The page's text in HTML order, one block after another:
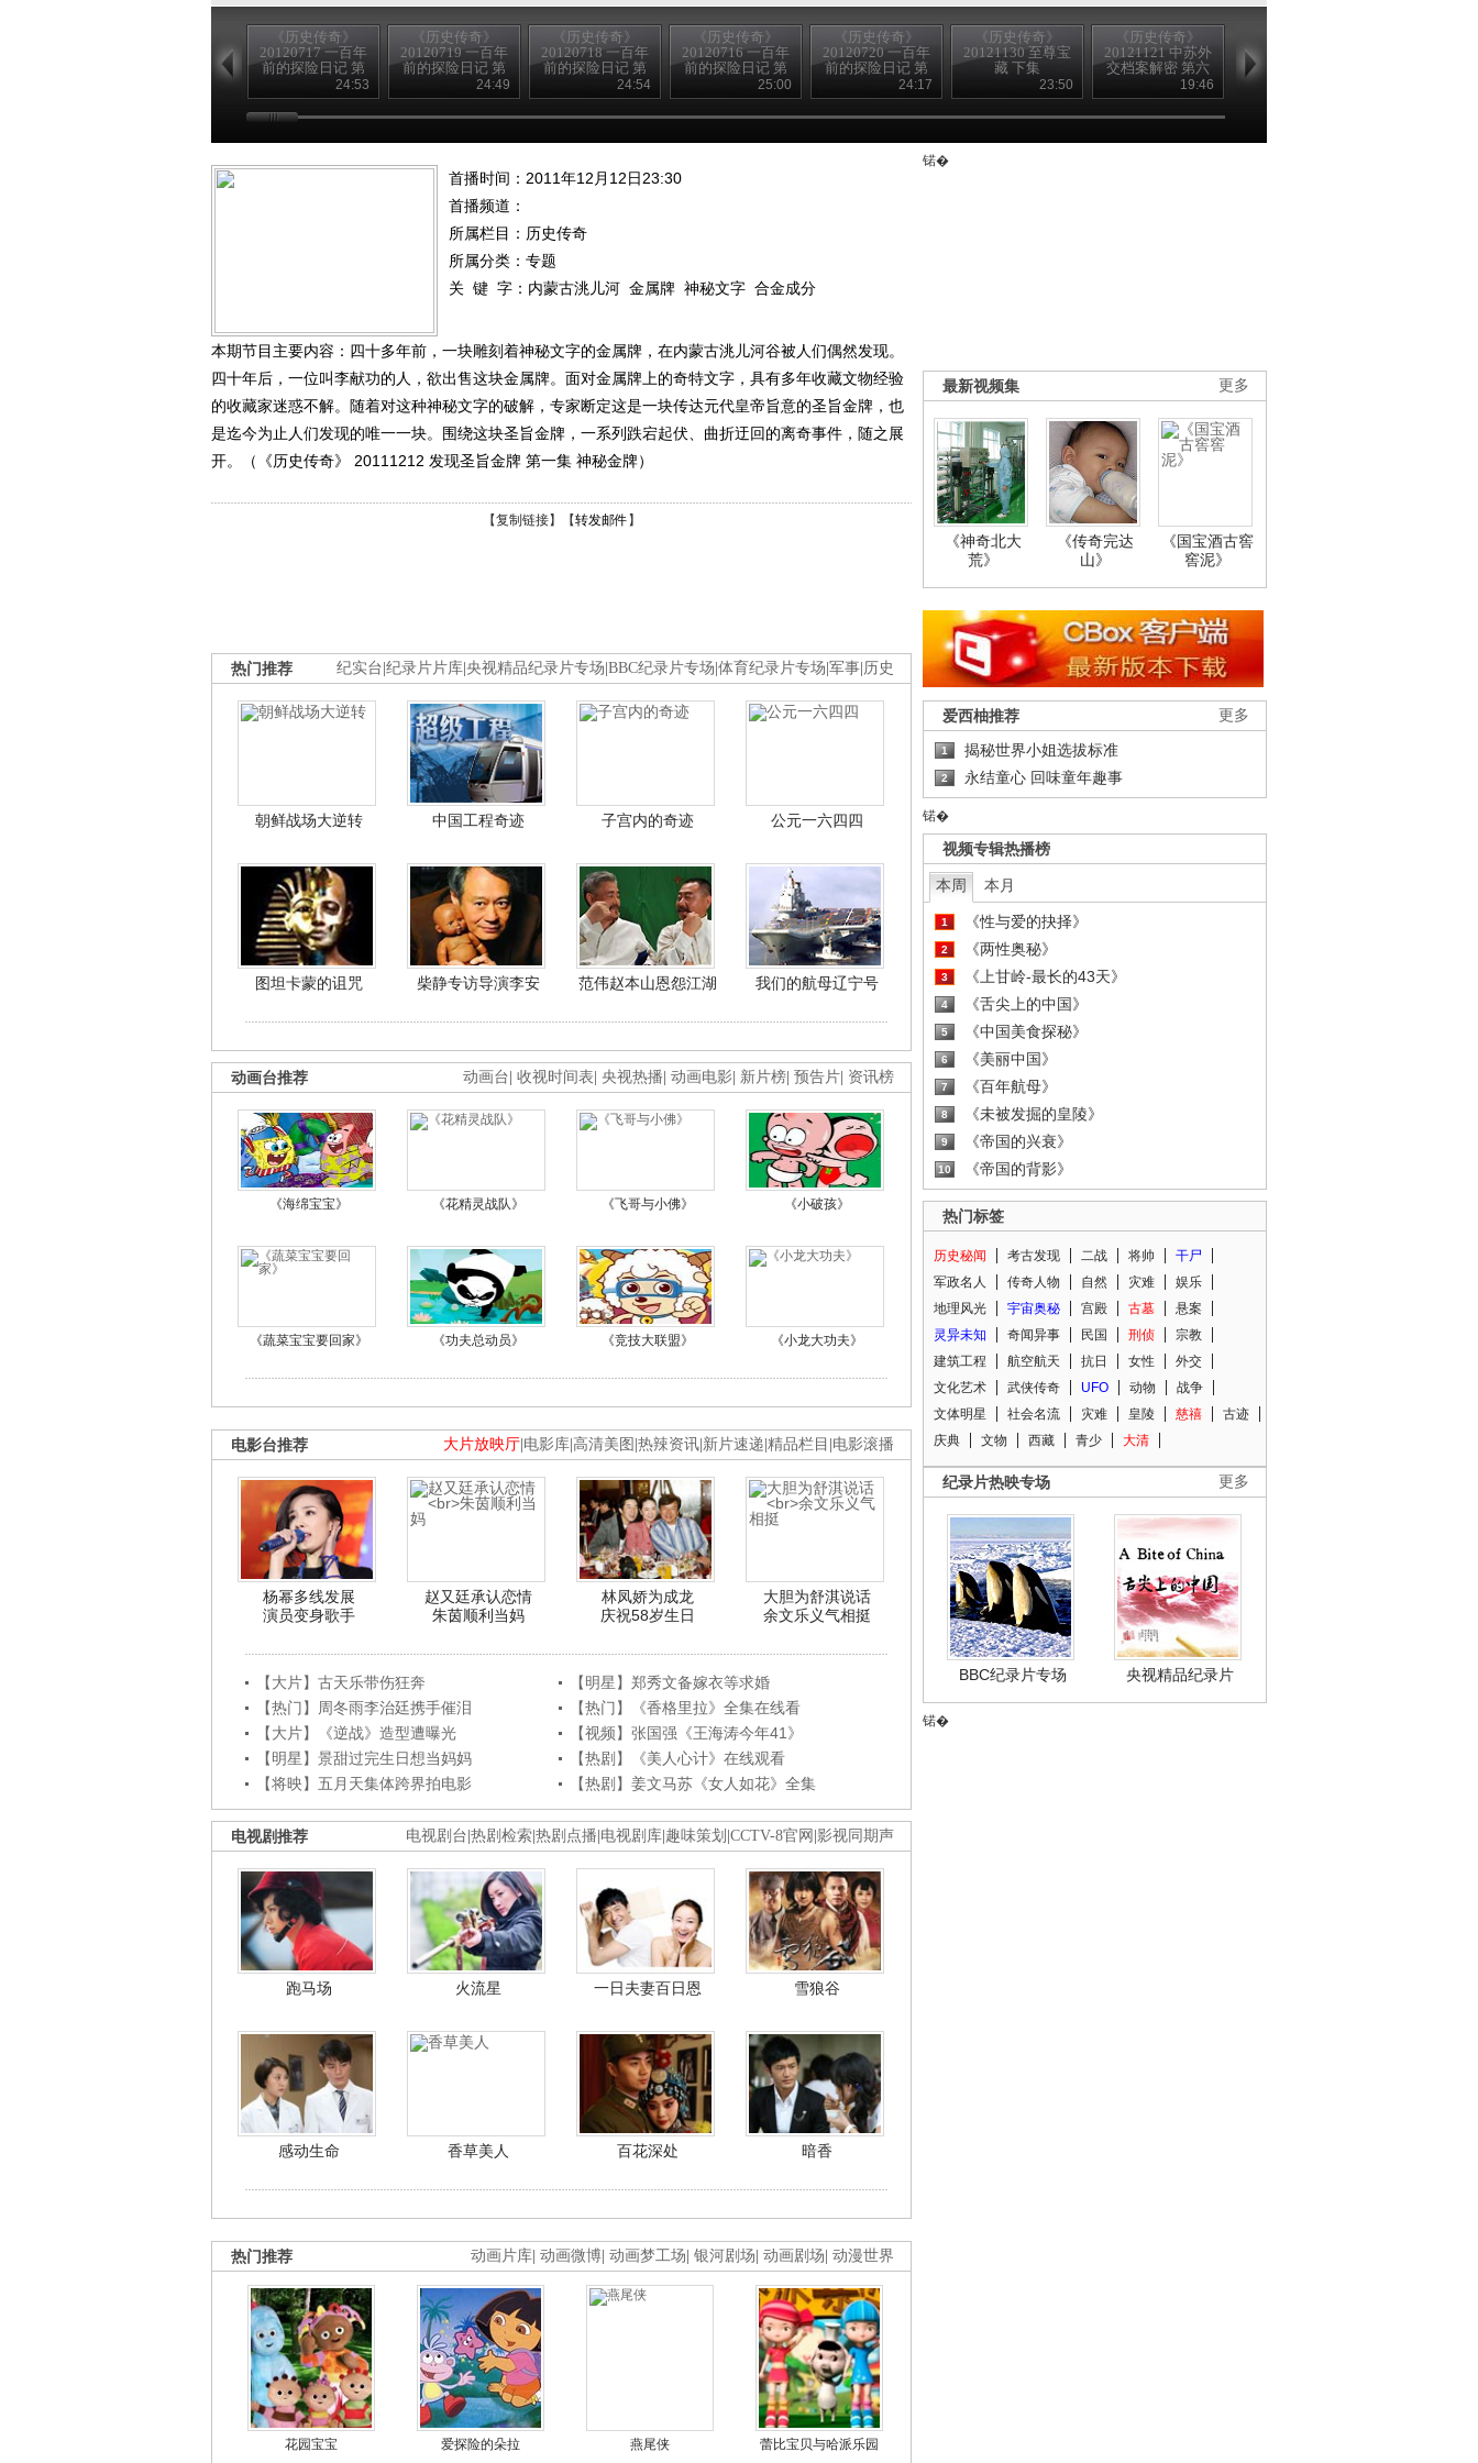
《历史传奇》
20120717 一百年
前的探险日记 第
四集 沙埋宝藏
（下）
24:53
《历史传奇》
20120719 一百年
前的探险日记 第
八集 为歌者留影
（下）
24:49
《历史传奇》
20120718 一百年
前的探险日记 第
六集 生死大漠
（下）
24:54
《历史传奇》
20120716 一百年
前的探险日记 第
二集 古道谍影
（下）
25:00
《历史传奇》
20120720 一百年
前的探险日记 第
十集 老城记忆
（下）
24:17
《历史传奇》
20121130 至尊宝
藏 下集
23:50
《历史传奇》
20121121 中苏外
交档案解密 第六
集 歃血为盟
（下）
19:46
20121119 中苏外
交档案解密 第二
集 斯大林的选择
首播时间：2011年12月12日23:30
首播频道：
所属栏目： 历史传奇
所属分类：专题
关 键 字： 内蒙古洮儿河 金属牌 神秘文字 合金成分
本期节目主要内容：四十多年前，一块雕刻着神秘文字的金属牌，在内蒙古洮儿河谷被人们偶然发现。
四十年后，一位叫李献功的人，欲出售这块金属牌。面对金属牌上的奇特文字，具有多年收藏文物经验
的收藏家迷惑不解。随着对这种神秘文字的破解，专家断定这是一块传达元代皇帝旨意的圣旨金牌，也
是迄今为止人们发现的唯一一块。围绕这块圣旨金牌，一系列跌宕起伏、曲折迂回的离奇事件，随之展
开。（《历史传奇》 20111212 发现圣旨金牌 第一集 神秘金牌）
【复制链接】【转发邮件 】
纪实台 纪录片片库 央视精品纪录片专场 BBC纪录片专场 体育纪录片专场 军事 历史
热门推荐
朝鲜战场大逆转 中国工程奇迹 子宫内的奇迹 公元一六四四
图坦卡蒙的诅咒 柴静专访导演李安 范伟赵本山恩怨江湖 我们的航母辽宁号
动画台 收视时间表 央视热播 动画电影 新片榜 预告片 资讯榜
动画台推荐
《海绵宝宝》 《花精灵战队》 《飞哥与小佛》 《小破孩》
《蔬菜宝宝要回家》 《功夫总动员》 《竞技大联盟》 《小龙大功夫》
大片放映厅 电影库 高清美图 热辣资讯 新片速递 精品栏目 电影滚播
电影台推荐
杨幂多线发展
演员变身歌手
赵又廷承认恋情
朱茵顺利当妈
林凤娇为成龙
庆祝58岁生日
大胆为舒淇说话
余文乐义气相挺
【大片】古天乐带伤狂奔
【明星】郑秀文备嫁衣等求婚
【热门】周冬雨李治廷携手催泪
【热门】《香格里拉》全集在线看
【大片】《逆战》造型遭曝光
【视频】张国强《王海涛今年41》
【明星】景甜过完生日想当妈妈
【热剧】《美人心计》在线观看
【将映】五月天集体跨界拍电影
【热剧】姜文马苏《女人如花》全集
电视剧台 热剧检索 热剧点播 电视剧库 趣味策划 CCTV-8官网 影视同期声
电视剧推荐
跑马场 火流星 一日夫妻百日恩 雪狼谷
感动生命 香草美人 百花深处 暗香
动画片库 动画微博 动画梦工场 银河剧场 动画剧场 动漫世界
热门推荐
花园宝宝 爱探险的朵拉 燕尾侠 蕾比宝贝与哈派乐园
锘�
更多
最新视频集
《神奇北大
荒》
《传奇完达
山》
《国宝酒古窖
窖泥》
更多
爱西柚推荐
1 揭秘世界小姐选拔标准
2 永结童心 回味童年趣事
锘�
视频专辑热播榜
本周 本月
1 《性与爱的抉择》
2 《两性奥秘》
3 《上甘岭-最长的43天》
4 《舌尖上的中国》
5 《中国美食探秘》
6 《美丽中国》
7 《百年航母》
8 《未被发掘的皇陵》
9 《帝国的兴衰》
10 《帝国的背影》
热门标签
历史秘闻 考古发现 二战 将帅
干尸
军政名人
传奇人物 自然 灾难
娱乐
地理风光
宇宙奥秘 宫殿 古墓
悬案
灵异未知
奇闻异事 民国 刑侦
宗教
建筑工程
航空航天 抗日 女性
外交
文化艺术
武侠传奇 UFO 动物
战争
文体明星
社会名流 灾难 皇陵 慈禧
古迹
庆典
文物 西藏 青少 大清
更多
纪录片热映专场
BBC纪录片专场 央视精品纪录片
锘�